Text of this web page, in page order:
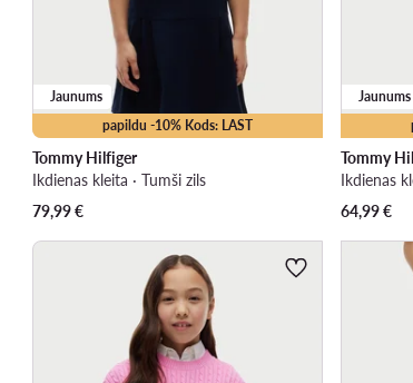
papildu -10% Kods: LAST
Jaunums
Tommy Hilfiger
Ikdienas kleita · Tumši zils
79,99€
Jaunums
Tommy
Ikdienas
64,99€